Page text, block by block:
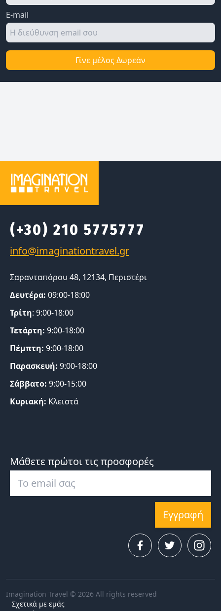
E-mail
Γίνε μέλος Δωρεάν
(+30) 210 5775777
Σαρανταπόρου 48, 12134, Περιστέρι
Δευτέρα: 09:00-18:00
Τρίτη: 9:00-18:00
Τετάρτη: 9:00-18:00
Πέμπτη: 9:00-18:00
Παρασκευή: 9:00-18:00
Σάββατο: 9:00-15:00
Κυριακή: Κλειστά
Μάθετε πρώτοι τις προσφορές
Εγγραφή
Imagination Travel © 2026 All rights reserved
Σχετικά με εμάς